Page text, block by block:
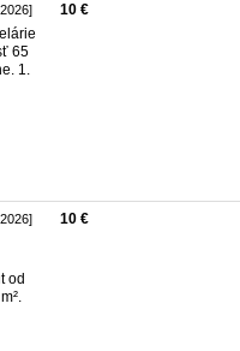
65
1.
10 €
od
10 €